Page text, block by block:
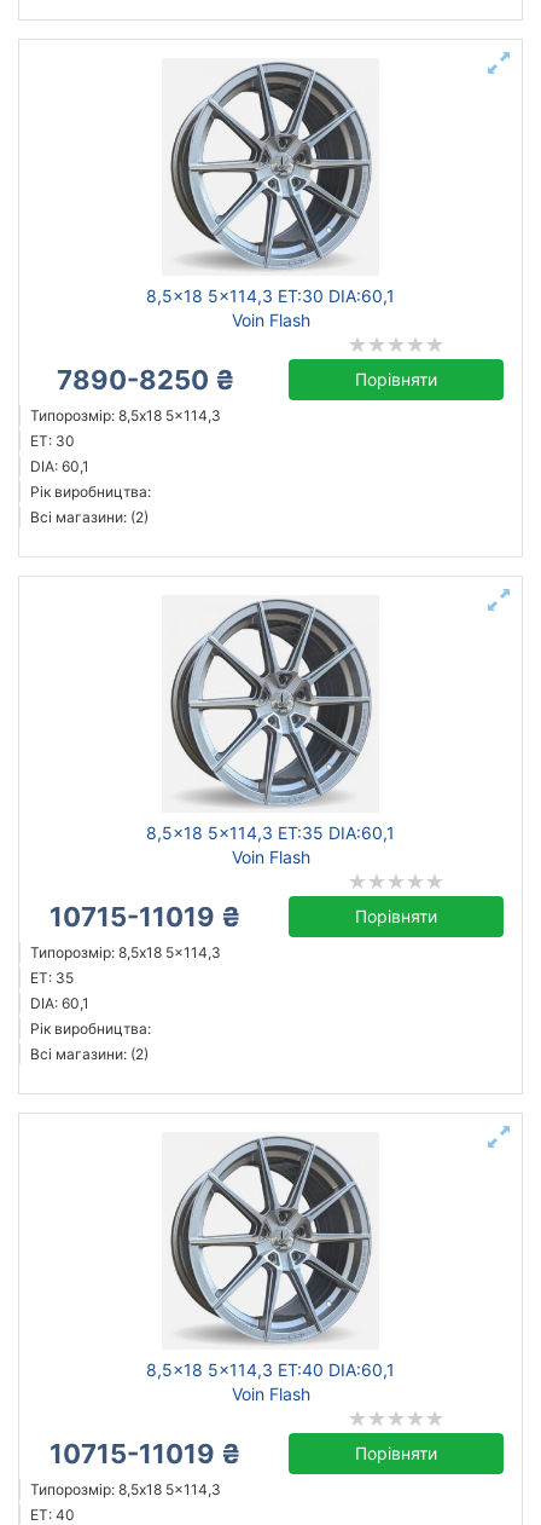
8,5x18 5x114,3 ET:30 DIA:60,1
Voin Flash
7890-8250 ₴ Порівняти
Типорозмір: 8,5x18 5x114,3
ET: 30
DIA: 60,1
Рік виробництва:
Всі магазини: (2)
8,5x18 5x114,3 ET:35 DIA:60,1
Voin Flash
10715-11019 ₴ Порівняти
Типорозмір: 8,5x18 5x114,3
ET: 35
DIA: 60,1
Рік виробництва:
Всі магазини: (2)
8,5x18 5x114,3 ET:40 DIA:60,1
Voin Flash
10715-11019 ₴ Порівняти
Типорозмір: 8,5x18 5x114,3
ET: 40